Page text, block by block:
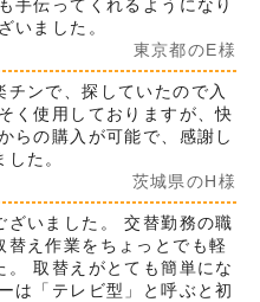
手伝ってくれるようになり
いました。
東京都のE様
ンで、探していたので入
く使用しておりますが、快
らの購入が可能で、感謝し
た。
茨城県のH様
ざいました。 交替勤務の職
替え作業をちょっとでも軽
取替えがとても簡単にな
は「テレビ型」と呼ぶと初